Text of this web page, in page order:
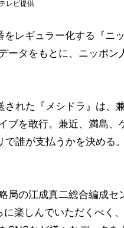
レビ提供
レギュラー化する『ニ
ータをもとに、ニッポ
れた『メシドラ』は、
ブを敢行。兼近、満島
で誰が支払うかを決め
局の江成真二総合編成
楽しんでいただくべく